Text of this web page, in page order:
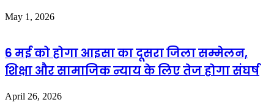
May 1, 2026
6 मई को होगा आइसा का दूसरा जिला सम्मेलन,
शिक्षा और सामाजिक न्याय के लिए तेज होगा संघर्ष
April 26, 2026